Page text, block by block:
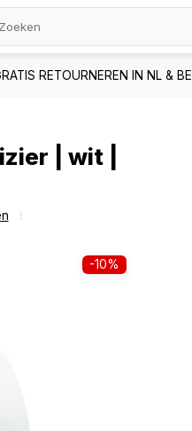
RETOURNEREN IN NL & BE
| wit |
-10%